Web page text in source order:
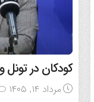
کودکان در
مرداد ۱۴, ۱۴۰۵